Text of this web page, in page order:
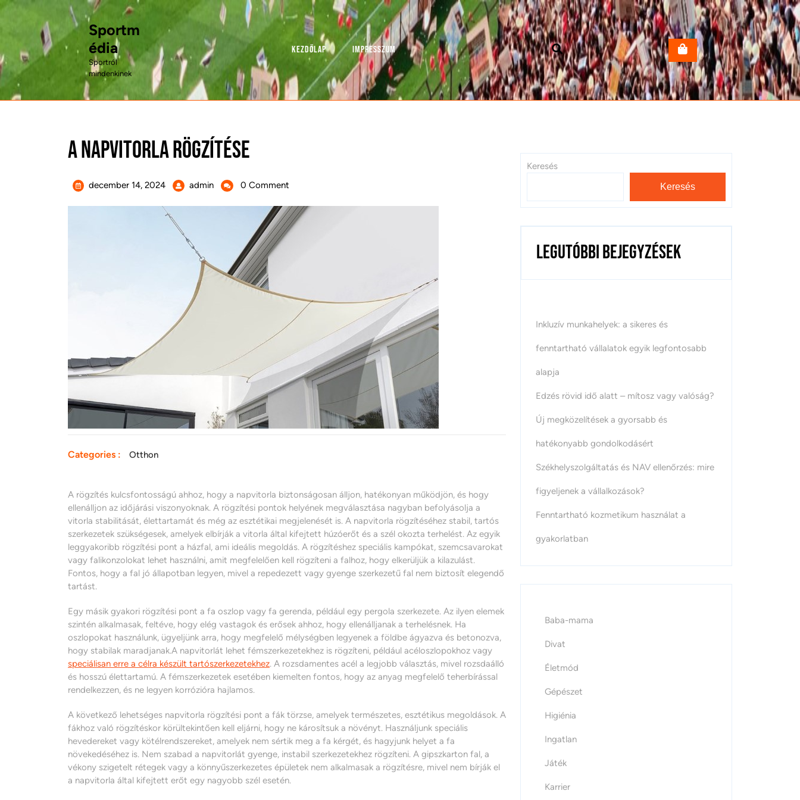
Skip
Sportm
édia
Sportról
mindenkinek
KEZDŐLAP IMPRESSZUM
A napvitorla rögzítése
december 14, 2024december
2024
adminA
0 Comment
Categories : Otthon
A rögzítés kulcsfontosságú ahhoz, hogy a napvitorla biztonságosan álljon, hatékonyan működjön, és hogy
ellenálljon az időjárási viszonyoknak. A rögzítési pontok helyének megválasztása nagyban befolyásolja a
vitorla stabilitását, élettartamát és még az esztétikai megjelenését is. A napvitorla rögzítéséhez stabil, tartós
szerkezetek szükségesek, amelyek elbírják a vitorla által kifejtett húzóerőt és a szél okozta terhelést. Az egyik
leggyakoribb rögzítési pont a házfal, ami ideális megoldás. A rögzítéshez speciális kampókat, szemcsavarokat
vagy falikonzolokat lehet használni, amit megfelelően kell rögzíteni a falhoz, hogy elkerüljük a kilazulást.
Fontos, hogy a fal jó állapotban legyen, mivel a repedezett vagy gyenge szerkezetű fal nem biztosít elegendő
tartást.
Egy másik gyakori rögzítési pont a fa oszlop vagy fa gerenda, például egy pergola szerkezete. Az ilyen elemek
szintén alkalmasak, feltéve, hogy elég vastagok és erősek ahhoz, hogy ellenálljanak a terhelésnek. Ha
oszlopokat használunk, ügyeljünk arra, hogy megfelelő mélységben legyenek a földbe ágyazva és betonozva,
hogy stabilak maradjanak.A napvitorlát lehet fémszerkezetekhez is rögzíteni, például acéloszlopokhoz vagy
speciálisan erre a célra készült tartószerkezetekhez. A rozsdamentes acél a legjobb választás, mivel rozsdaálló
és hosszú élettartamú. A fémszerkezetek esetében kiemelten fontos, hogy az anyag megfelelő teherbírással
rendelkezzen, és ne legyen korrózióra hajlamos.
A következő lehetséges napvitorla rögzítési pont a fák törzse, amelyek természetes, esztétikus megoldások. A
fákhoz való rögzítéskor körültekintően kell eljárni, hogy ne károsítsuk a növényt. Használjunk speciális
hevedereket vagy kötélrendszereket, amelyek nem sértik meg a fa kérgét, és hagyjunk helyet a fa
növekedéséhez is. Nem szabad a napvitorlát gyenge, instabil szerkezetekhez rögzíteni. A gipszkarton fal, a
vékony szigetelt rétegek vagy a könnyűszerkezetes épületek nem alkalmasak a rögzítésre, mivel nem bírják el
a napvitorla által kifejtett erőt egy nagyobb szél esetén.
Keresés
Keresés
Legutóbbi bejegyzések
Inkluzív munkahelyek: a sikeres és
fenntartható vállalatok egyik legfontosabb
alapja
Edzés rövid idő alatt – mítosz vagy valóság?
Új megközelítések a gyorsabb és
hatékonyabb gondolkodásért
Székhelyszolgáltatás és NAV ellenőrzés: mire
figyeljenek a vállalkozások?
Fenntartható kozmetikum használat a
gyakorlatban
Baba-mama
Divat
Életmód
Gépészet
Higiénia
Ingatlan
Játék
Karrier